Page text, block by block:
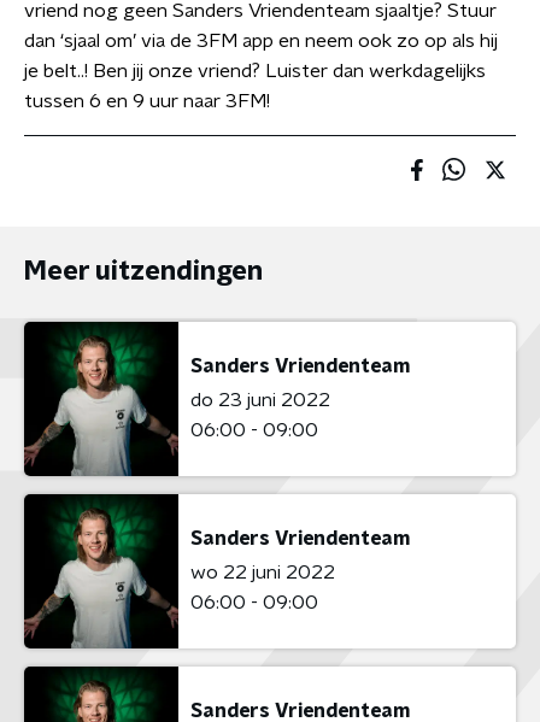
vriend nog geen Sanders Vriendenteam sjaaltje? Stuur
dan ‘sjaal om’ via de 3FM app en neem ook zo op als hij
je belt..! Ben jij onze vriend? Luister dan werkdagelijks
tussen 6 en 9 uur naar 3FM!
Meer uitzendingen
Sanders Vriendenteam
do 23 juni 2022
06:00 - 09:00
Sanders Vriendenteam
wo 22 juni 2022
06:00 - 09:00
Sanders Vriendenteam